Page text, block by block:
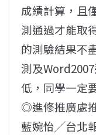
成績計算，且
測通過才能取
的測驗結果不
測及
低，同學一定
◎進修推廣處
藍婉怡╱台北